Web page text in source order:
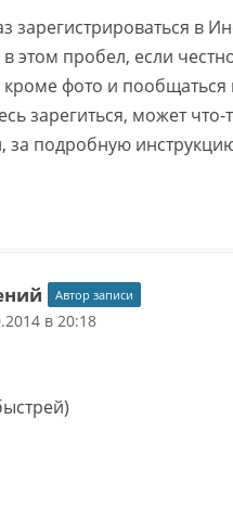
зарегистрироваться в
этом пробел, если
кроме фото и
зарегиться, может
за подробную
Автор записи
в 20:18